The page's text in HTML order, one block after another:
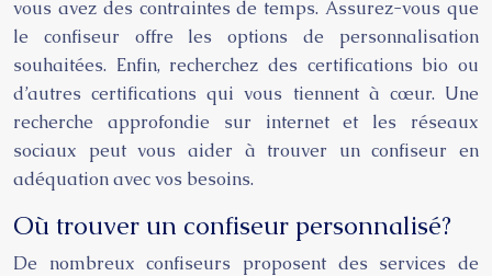
vous avez des contraintes de temps. Assurez-vous que
le confiseur offre les options de personnalisation
souhaitées. Enfin, recherchez des certifications bio ou
d’autres certifications qui vous tiennent à cœur. Une
recherche approfondie sur internet et les réseaux
sociaux peut vous aider à trouver un confiseur en
adéquation avec vos besoins.
Où trouver un confiseur personnalisé?
De nombreux confiseurs proposent des services de